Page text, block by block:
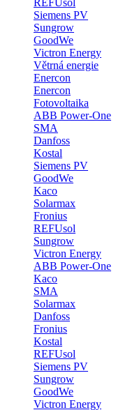
REFUsol
Siemens PV
Sungrow
GoodWe
Victron Energy
Větrná energie
Enercon
Enercon
Fotovoltaika
ABB Power-One
SMA
Danfoss
Kostal
Siemens PV
GoodWe
Kaco
Solarmax
Fronius
REFUsol
Sungrow
Victron Energy
ABB Power-One
Kaco
SMA
Solarmax
Danfoss
Fronius
Kostal
REFUsol
Siemens PV
Sungrow
GoodWe
Victron Energy